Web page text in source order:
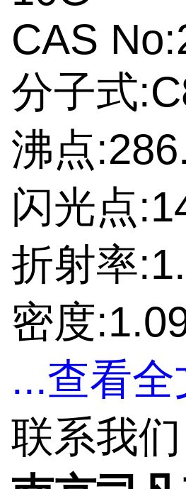
CAS
分子式
沸点
闪光点
折射率
密度
...查看全
联系我们